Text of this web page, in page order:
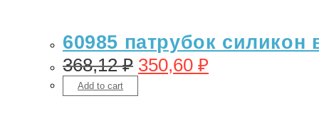
60985 патрубок cиликон
368,12₽ 350,60 ₽
Add to cart